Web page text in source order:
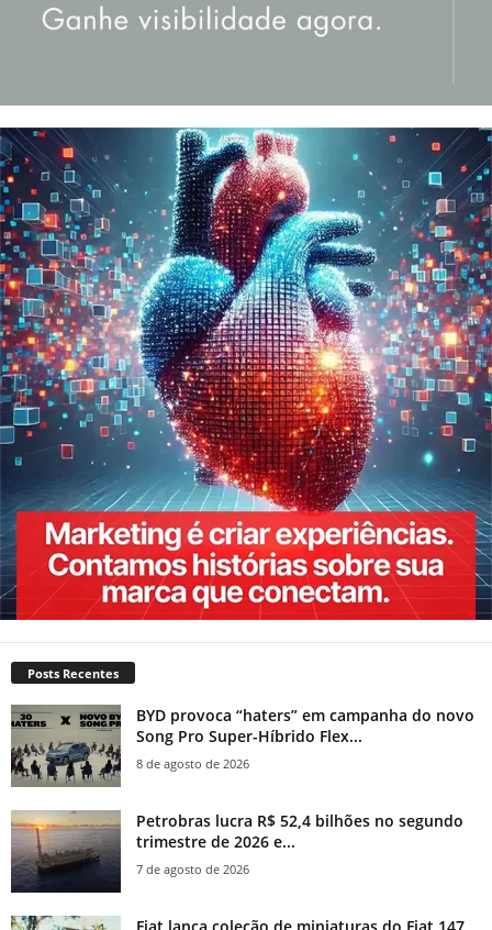
Posts Recentes
BYD provoca “haters” em campanha do novo
Song Pro Super-Híbrido Flex...
8 de agosto de 2026
Petrobras lucra R$ 52,4 bilhões no segundo
trimestre de 2026 e...
7 de agosto de 2026